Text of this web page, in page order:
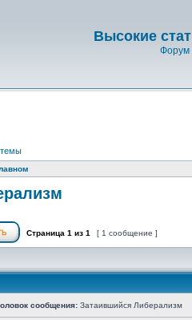
Высокие
Форум
Страница 1 из 1 [ 1 сообщение ]
сообщения: Затаившийся Либерализм